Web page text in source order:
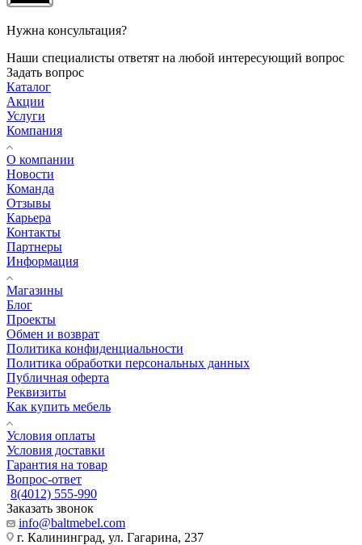
Нужна консультация?
Наши специалисты ответят на любой интересующий вопрос
Задать вопрос
Каталог
Акции
Услуги
Компания
О компании
Новости
Команда
Отзывы
Карьера
Контакты
Партнеры
Информация
Магазины
Блог
Проекты
Обмен и возврат
Политика конфиденциальности
Политика обработки персональных данных
Публичная оферта
Реквизиты
Как купить мебель
Условия оплаты
Условия доставки
Гарантия на товар
Вопрос-ответ
8(4012) 555-990
Заказать звонок
info@baltmebel.com
г. Калининград, ул. Гагарина, 237